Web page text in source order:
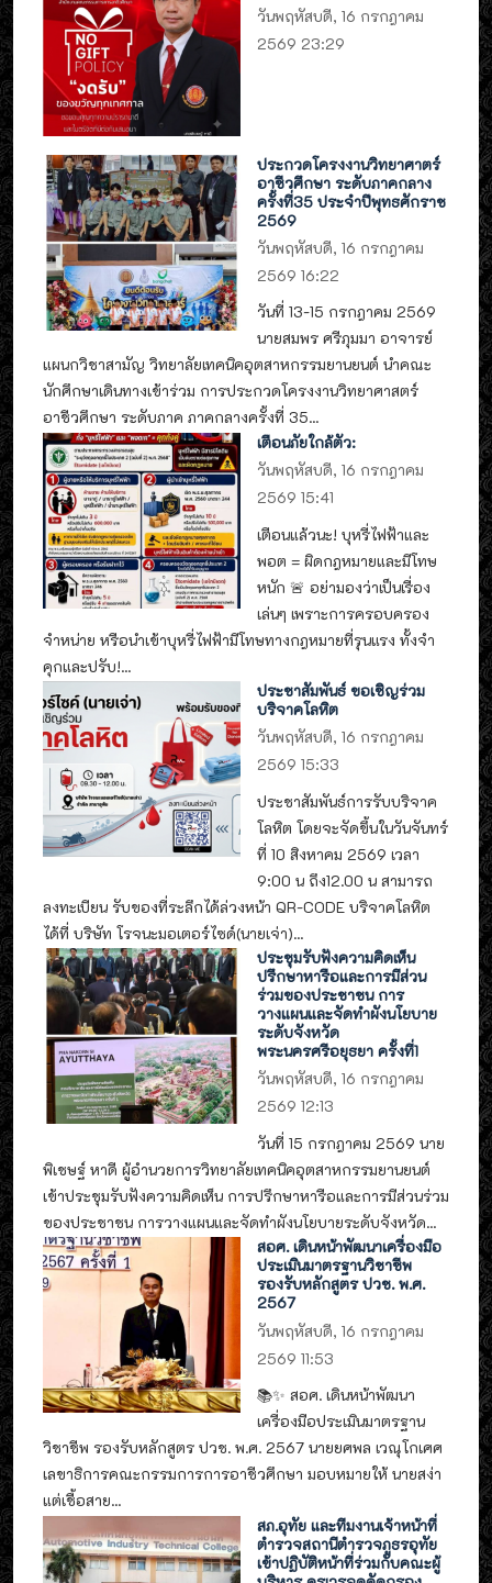
วันพฤหัสบดี, 16 กรกฎาคม
2569 23:29
ประกวดโครงงานวิทยาศาตร์
อาชีวศึกษา ระดับภาคกลาง
ครั้งที่35 ประจำปีพุทธศักราช
2569
วันพฤหัสบดี, 16 กรกฎาคม
2569 16:22
วันที่ 13-15 กรกฎาคม 2569
นายสมพร ศรีภุมมา อาจารย์
แผนกวิชาสามัญ วิทยาลัยเทคนิคอุตสาหกรรมยานยนต์ นำคณะ
นักศึกษาเดินทางเข้าร่วม การประกวดโครงงานวิทยาศาสตร์
อาชีวศึกษา ระดับภาค ภาคกลางครั้งที่ 35...
เตือนภัยใกล้ตัว:
วันพฤหัสบดี, 16 กรกฎาคม
2569 15:41
เตือนแล้วนะ! บุหรี่ไฟฟ้าและ
พอต = ผิดกฎหมายและมีโทษ
หนัก 🚨 อย่ามองว่าเป็นเรื่อง
เล่นๆ เพราะการครอบครอง
จำหน่าย หรือนำเข้าบุหรี่ไฟฟ้ามีโทษทางกฎหมายที่รุนแรง ทั้งจำ
คุกและปรับ!...
ประชาสัมพันธ์ ขอเชิญร่วม
บริจาคโลหิต
วันพฤหัสบดี, 16 กรกฎาคม
2569 15:33
ประชาสัมพันธ์การรับบริจาค
โลหิต โดยจะจัดขึ้นในวันจันทร์
ที่ 10 สิงหาคม 2569 เวลา
9:00 น ถึง12.00 น สามารถ
ลงทะเบียน รับของที่ระลึกได้ล่วงหน้า QR-CODE บริจาคโลหิต
ได้ที่ บริษัท โรจนะมอเตอร์ไซด์(นายเจ่า)...
ประชุมรับฟังความคิดเห็น
ปรึกษาหารือและการมีส่วน
ร่วมของประชาชน การ
วางแผนและจัดทำผังนโยบาย
ระดับจังหวัด
พระนครศรีอยุธยา ครั้งที่1
วันพฤหัสบดี, 16 กรกฎาคม
2569 12:13
วันที่ 15 กรกฎาคม 2569 นาย
พิเชษฐ์ หาดี ผู้อำนวยการวิทยาลัยเทคนิคอุตสาหกรรมยานยนต์
เข้าประชุมรับฟังความคิดเห็น การปรึกษาหารือและการมีส่วนร่วม
ของประชาชน การวางแผนและจัดทำผังนโยบายระดับจังหวัด...
สอศ. เดินหน้าพัฒนาเครื่องมือ
ประเมินมาตรฐานวิชาชีพ
รองรับหลักสูตร ปวช. พ.ศ.
2567
วันพฤหัสบดี, 16 กรกฎาคม
2569 11:53
📚✨ สอศ. เดินหน้าพัฒนา
เครื่องมือประเมินมาตรฐาน
วิชาชีพ รองรับหลักสูตร ปวช. พ.ศ. 2567 นายยศพล เวณุโกเศศ
เลขาธิการคณะกรรมการการอาชีวศึกษา มอบหมายให้ นายสง่า
แต่เชื้อสาย...
สภ.อุทัย และทีมงานเจ้าหน้าที่
ตำรวจสถานีตำรวจภูธรอุทัย
เข้าปฏิบัติหน้าที่ร่วมกับคณะผู้